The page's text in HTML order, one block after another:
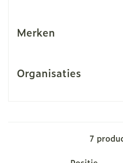
Merken
Organisaties
7